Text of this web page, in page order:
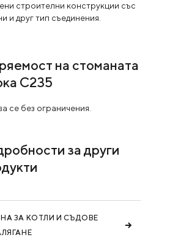
строителни конструкции със
и друг тип съединения.
на стоманата
С235
се без ограничения.
за други
ЗА КОТЛИ И СЪДОВЕ